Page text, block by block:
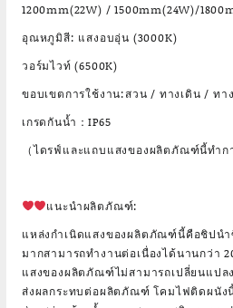
1200mm(22W) / 1500mm(24W)/
อุณหภูมิสี: แสงอบอุ่น (3000K)
วอร์มไวท์ (6500K)
ขอบเขตการใช้งาน:สวน / ทางเดิน / ทา
เกรดกันน้ำ：IP65
（ไดรฟ์และแถบแสงของผลิตภัณฑ์นี้ทำก
แนะนำผลิตภัณฑ์:
แหล่งกำเนิดแสงของผลิตภัณฑ์นี้คือชิปน
มากสามารถทำงานต่อเนื่องได้นานกว่า
แสงของผลิตภัณฑ์ไม่สามารถเปลี่ยนแปล
ส่งผลกระทบต่อผลิตภัณฑ์ โคมไฟติดผนัง